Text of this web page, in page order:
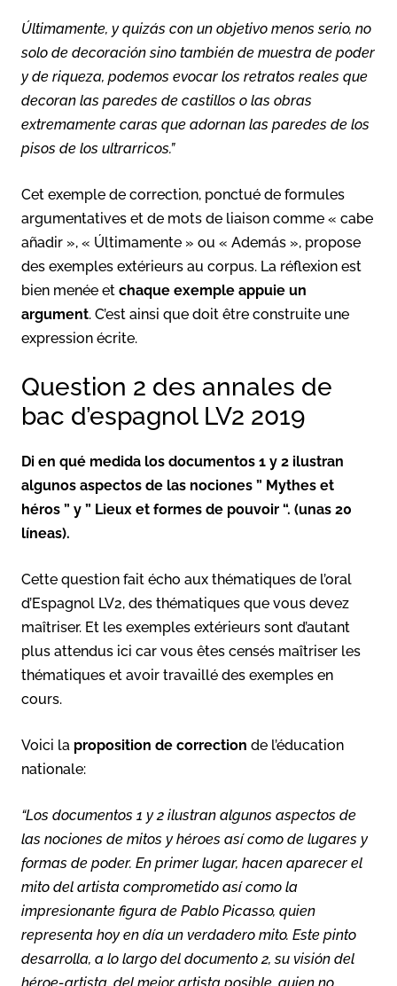
Últimamente, y quizás con un objetivo menos serio, no
solo de decoración sino también de muestra de poder
y de riqueza, podemos evocar los retratos reales que
decoran las paredes de castillos o las obras
extremamente caras que adornan las paredes de los
pisos de los ultrarricos.”
Cet exemple de correction, ponctué de formules
argumentatives et de mots de liaison comme « cabe
añadir », « Últimamente » ou « Además », propose
des exemples extérieurs au corpus. La réflexion est
bien menée et chaque exemple appuie un
argument. C’est ainsi que doit être construite une
expression écrite.
Question 2 des annales de
bac d’espagnol LV2 2019
Di en qué medida los documentos 1 y 2 ilustran
algunos aspectos de las nociones ” Mythes et
héros ” y ” Lieux et formes de pouvoir “. (unas 20
líneas).
Cette question fait écho aux thématiques de l’oral
d’Espagnol LV2, des thématiques que vous devez
maîtriser. Et les exemples extérieurs sont d’autant
plus attendus ici car vous êtes censés maîtriser les
thématiques et avoir travaillé des exemples en
cours.
Voici la proposition de correction de l’éducation
nationale:
“Los documentos 1 y 2 ilustran algunos aspectos de
las nociones de mitos y héroes así como de lugares y
formas de poder. En primer lugar, hacen aparecer el
mito del artista comprometido así como la
impresionante figura de Pablo Picasso, quien
representa hoy en día un verdadero mito. Este pinto
desarrolla, a lo largo del documento 2, su visión del